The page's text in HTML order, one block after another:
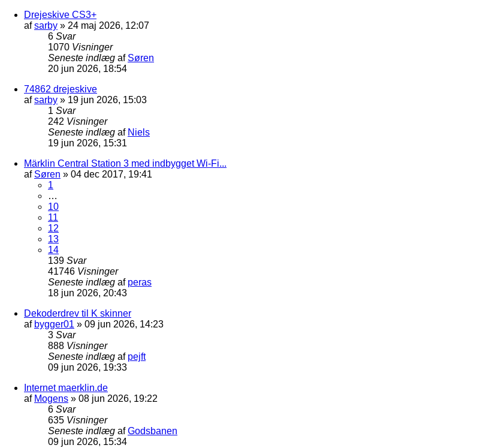
Drejeskive CS3+
afsarby » 24 maj 2026, 12:07
6 Svar
1070 Visninger
Seneste indlæg af Søren
20 jun 2026, 18:54
74862 drejeskive
afsarby » 19 jun 2026, 15:03
1 Svar
242 Visninger
Seneste indlæg af Niels
19 jun 2026, 15:31
Märklin Central Station 3 med indbygget Wi-Fi...
af Søren » 04 dec 2017, 19:41
1
…
10
11
12
13
14
139 Svar
41746 Visninger
Seneste indlæg af peras
18 jun 2026, 20:43
Dekoderdrev til K skinner
af bygger01 » 09 jun 2026, 14:23
3 Svar
888 Visninger
Seneste indlæg af pejft
09 jun 2026, 19:33
Internet maerklin.de
af Mogens » 08 jun 2026, 19:22
6 Svar
635 Visninger
Seneste indlæg afGodsbanen
09 jun 2026, 15:34